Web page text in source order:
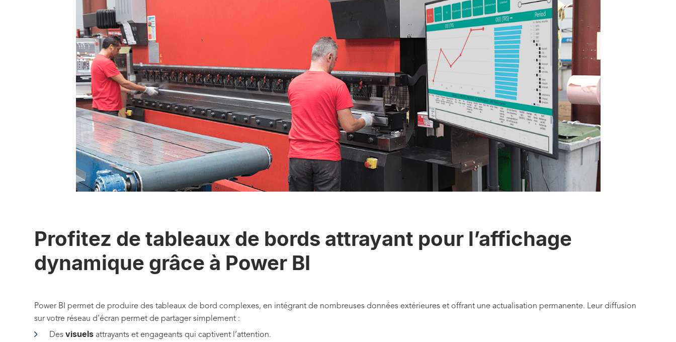
Profitez de tableaux de bords attrayant pour l’affichage
dynamique grâce à Power BI
Power BI permet de produire des tableaux de bord complexes, en intégrant de nombreuses données extérieures et offrant une actualisation permanente. Leur diffusion
sur votre réseau d’écran permet de partager simplement :
Des visuels attrayants et engageants qui captivent l’attention.